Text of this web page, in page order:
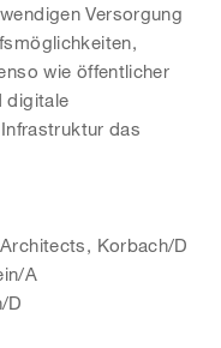
Versorgung
wie öffentlicher
digitale
das
Korbach/D
A
D